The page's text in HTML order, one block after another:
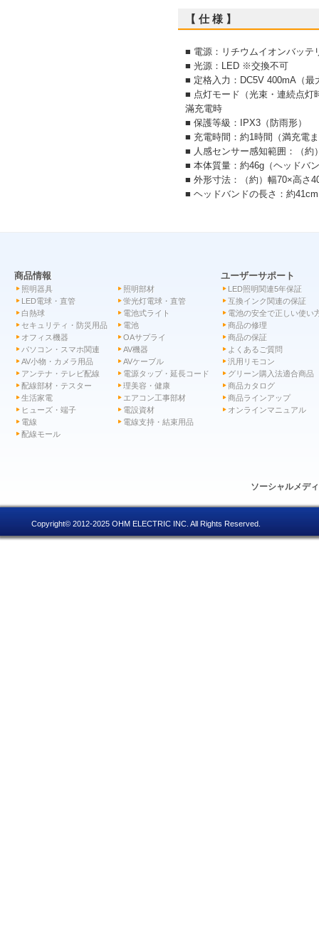
【 仕 様 】
■ 電源：リチウムイオンバッ
■ 光源：LED ※交換不可
■ 定格入力：DC5V 400mA（最
■ 点灯モード（光束・連続点
滿充電時
■ 保護等級：IPX3（防雨形）
■ 充電時間：約1時間（満充電
■ 人感センサー感知範囲：（約
■ 本体質量：約46g（ヘッドバ
■ 外形寸法：（約）幅70×高さ
■ ヘッドバンドの長さ：約
商品情報
照明器具
照明部材
LED電球・直管
蛍光灯電球・直管
白熱球
電池式ライト
セキュリティ・防災用品
電池
オフィス機器
OAサプライ
パソコン・スマホ関連
AV機器
AV小物・カメラ用品
AVケーブル
アンテナ・テレビ配線
電源タップ・延長コード
配線部材・テスター
理美容・健康
生活家電
エアコン工事部材
ヒューズ・端子
電設資材
電線
電線支持・結束用品
配線モール
ユーザーサポート
LED照明関連5年保証
互換インク関連の保証
電池の安全で正しい使い
商品の修理
商品の保証
よくあるご質問
汎用リモコン
グリーン購入法適合商品
商品カタログ
商品ラインアップ
オンラインマニュアル
ソーシャルメデ
Copyright© 2012-2025 OHM ELECTRIC INC. All Rights Reserved.